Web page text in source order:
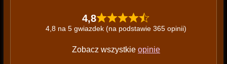
4,8
4,8 na 5 gwiazdek (na podstawie 365 opinii)
Zobacz wszystkie opinie